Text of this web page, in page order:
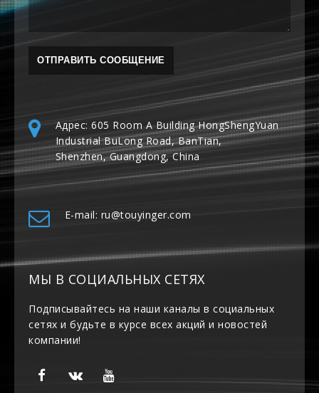
Адрес: 605 Room A Building HongShengYuan
Industrial BuLong Road, BanTian,
Shenzhen, Guangdong, China
E-mail: ru@touyinger.com
МЫ В СОЦИАЛЬНЫХ СЕТЯХ
Подписывайтесь на наши каналы в социальных
сетях и будьте в курсе всех акций и новостей
компании!